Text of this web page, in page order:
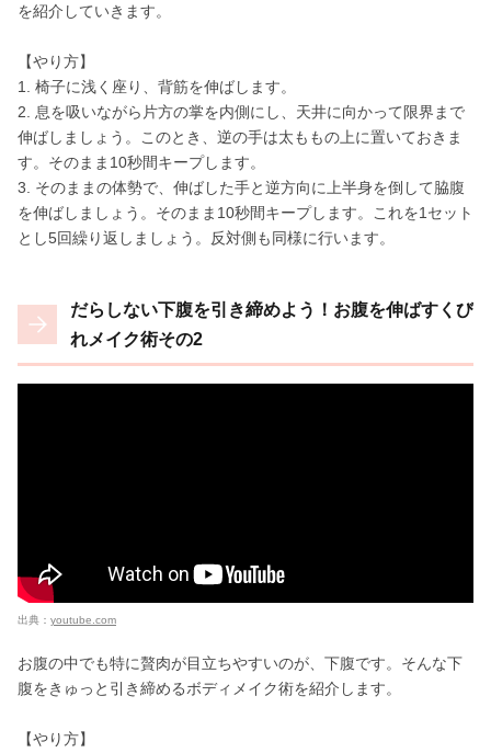
を紹介していきます。
【やり方】
1. 椅子に浅く座り、背筋を伸ばします。
2. 息を吸いながら片方の掌を内側にし、天井に向かって限界まで
伸ばしましょう。このとき、逆の手は太ももの上に置いておきま
す。そのまま10秒間キープします。
3. そのままの体勢で、伸ばした手と逆方向に上半身を倒して脇腹
を伸ばしましょう。そのまま10秒間キープします。これを1セット
とし5回繰り返しましょう。反対側も同様に行います。
だらしない下腹を引き締めよう！お腹を伸ばすくび
れメイク術その2
出典： youtube.com
お腹の中でも特に贅肉が目立ちやすいのが、下腹です。そんな下
腹をきゅっと引き締めるボディメイク術を紹介します。
【やり方】